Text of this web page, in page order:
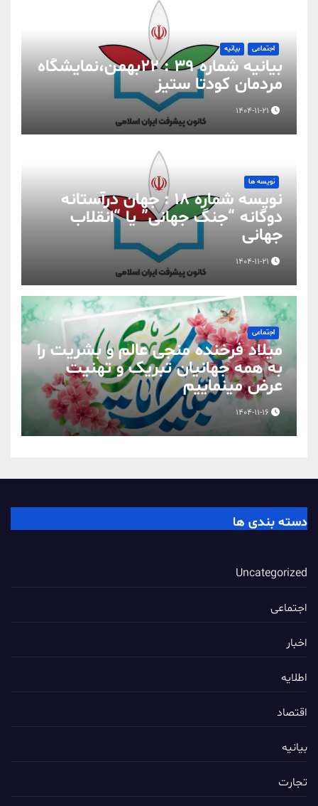
اجتماعی بیانیه
بیانیه شماره 39 : ۲۲بهمن،نمایشگاه
مردمان کودتا ستیز
1404-11-21
نویسه ها
نویسه شماره 18 : جهان درآستانه
دوگانه “جنگ جهانی” یا “انقلاب
جهانی
1404-11-21
اجتماعی
میلاد فرخنده منجی عالم و بشریت را
به همه جهانیان تبریک و تهنیت
عرض مینماییم
1404-11-16
دسته بندی ها
Uncategorized
اجتماعی
اخبار
اطلایه
اقتصاد
بیانیه
تجارت